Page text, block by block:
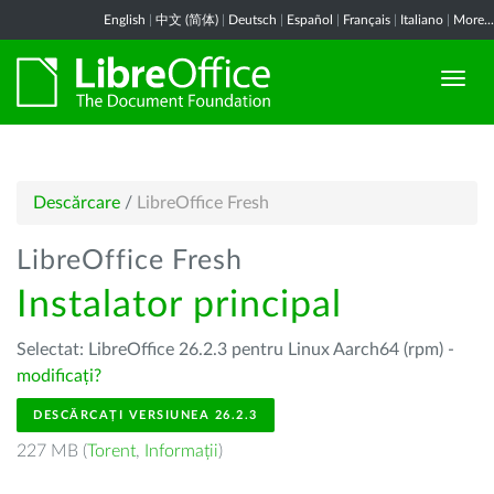
English 中文 (简体) Deutsch Español Français Italiano More...
Descărcare / LibreOffice Fresh
LibreOffice Fresh
Instalator principal
Selectat: LibreOffice 26.2.3 pentru Linux Aarch64 (rpm) -
modificați?
DESCĂRCAȚI VERSIUNEA 26.2.3
227 MB (Torent, Informații)